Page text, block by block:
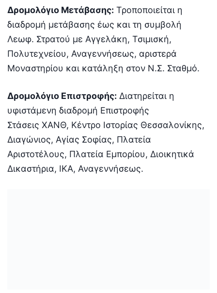
Δρομολόγιο Μετάβασης: Τροποποιείται η
διαδρομή μετάβασης έως και τη συμβολή
Λεωφ. Στρατού με Αγγελάκη, Τσιμισκή,
Πολυτεχνείου, Αναγεννήσεως, αριστερά
Μοναστηρίου και κατάληξη στον Ν.Σ. Σταθμό.
Δρομολόγιο Επιστροφής: Διατηρείται η
υφιστάμενη διαδρομή Επιστροφής
Στάσεις ΧΑΝΘ, Κέντρο Ιστορίας Θεσσαλονίκης,
Διαγώνιος, Αγίας Σοφίας, Πλατεία
Αριστοτέλους, Πλατεία Εμπορίου, Διοικητικά
Δικαστήρια, ΙΚΑ, Αναγεννήσεως.